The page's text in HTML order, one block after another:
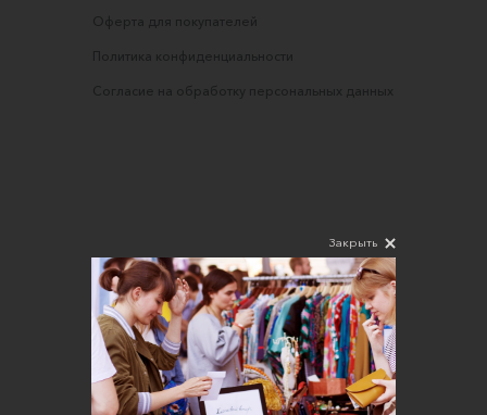
Оферта для покупателей
Политика конфиденциальности
Согласие на обработку персональных данных
Закрыть